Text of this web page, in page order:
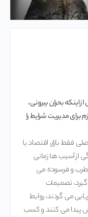
اینکه بحران بیرونی،
برای مدیریت شرایط را
فقط بازار، اقتصاد یا
از آسیب ها زمانی
و فرسوده می
تصمیمات
می گردند، روابط
پیدا می کنند و کسب